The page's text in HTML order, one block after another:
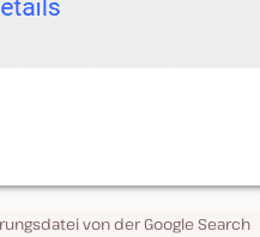
von der Google Search